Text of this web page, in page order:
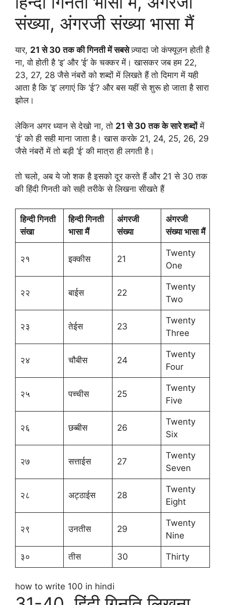
संख्या, अंगरजी संख्या भासा मैं
यार, 21 से 30 तक की गिनती में सबसेज़्यादा जो कंफ्यूज़न होती है
ना, वो होती है ‘इ’ और ‘ई’ के चक्कर में। खासकर जब हम 22,
23, 27, 28 जैसे नंबरों को शब्दों में लिखते हैं तो दिमाग में यही
आता है कि ‘इ’ लगाएं कि ‘ई’? और बस यहीं से शुरू हो जाता है सारा
झोल।
लेकिन अगर ध्यान से देखो ना, तो 21 से 30 तक के सारे शब्दोंमें
‘ई’ को ही सही माना जाता है। खास करके 21, 24, 25, 26, 29
जैसे नंबरों में तो बड़ी ‘ई’ की मात्रा ही लगती है।
तो चलो, अब ये जो शक है इसको दूर करते हैं और 21 से 30 तक
की हिंदी गिनती को सही तरीके से लिखना सीखते हैं
हिन्दी गिनती
संखा
हिन्दी गिनती
भासा मैं
अंगरजी
संख्या
अंगरजी
संख्या भासा मैं
२१ इक्कीस 21
Twenty
One
२२ बाईस 22
Twenty
Two
२३ तेईस 23
Twenty
Three
२४ चौबीस 24
Twenty
Four
२५ पच्चीस 25
Twenty
Five
२६ छब्बीस 26
Twenty
Six
२७ सत्ताईस 27
Twenty
Seven
२८ अट्ठाईस 28
Twenty
Eight
२९ उनतीस 29
Twenty
Nine
३० तीस 30 Thirty
how to write 100 in hindi